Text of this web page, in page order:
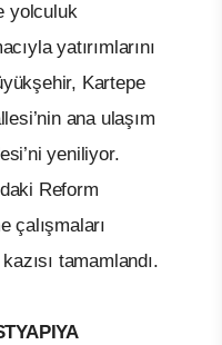
yolculuk
yatırımlarını
Kartepe
ana ulaşım
yeniliyor.
Reform
çalışmaları
tamamlandı.